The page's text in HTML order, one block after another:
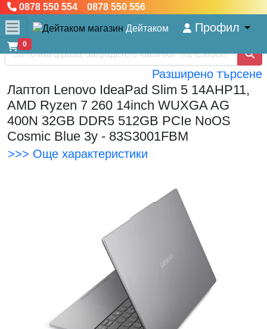
0878 550 554 0878 550 556
Дейтаком Профил
0
Разширено търсене
Лаптоп Lenovo IdeaPad Slim 5 14AHP11,
AMD Ryzen 7 260 14inch WUXGA AG
400N 32GB DDR5 512GB PCIe NoOS
Cosmic Blue 3y - 83S3001FBM
>>> Още характеристики